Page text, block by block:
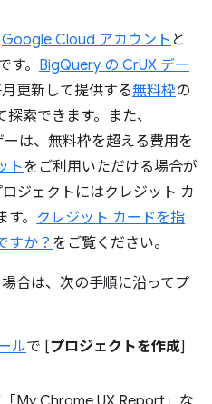
Google Cloud アカウント と
。 BigQuery の CrUX デー
更新して提供する無料枠の
索できます。また、
は、無料枠を超える費用を
トをご利用いただける場合が
ジェクトにはクレジット カ
。 クレジット カードを指
すか？ をご覧ください。
合は、次の手順に沿ってプ
ルで [プロジェクトを作成]